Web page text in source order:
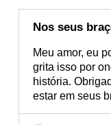
Nos seus
Meu amor, eu
grita isso por
história.
estar em seus